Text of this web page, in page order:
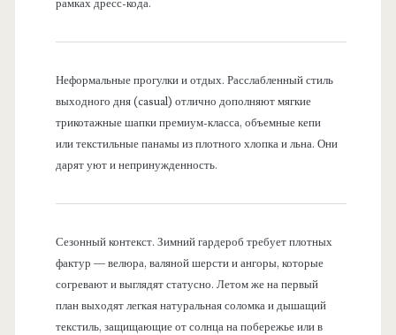
рамках дресс-кода.
Неформальные прогулки и отдых. Расслабленный стиль
выходного дня (casual) отлично дополняют мягкие
трикотажные шапки премиум-класса, объемные кепи
или текстильные панамы из плотного хлопка и льна. Они
дарят уют и непринужденность.
Сезонный контекст. Зимний гардероб требует плотных
фактур — велюра, валяной шерсти и ангоры, которые
согревают и выглядят статусно. Летом же на первый
план выходят легкая натуральная соломка и дышащий
текстиль, защищающие от солнца на побережье или в